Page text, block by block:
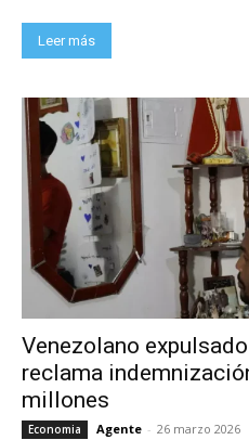
Leer más
Venezolano
reclama
millones
Economia Agente - 26 marzo 2026